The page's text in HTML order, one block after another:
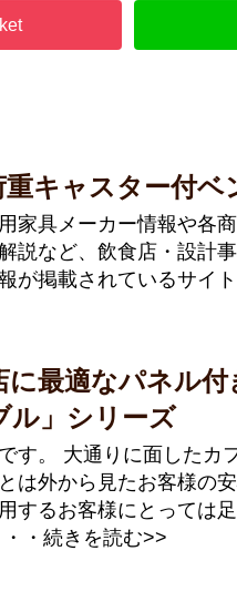
キャスター付ベ
家具メーカー情報や各
説など、飲食店・設計
が掲載されているサイト
に最適なパネル
ル」シリーズ
す。 大通りに面したカ
は外から見たお客様の
するお客様にとっては
・続きを読む>>